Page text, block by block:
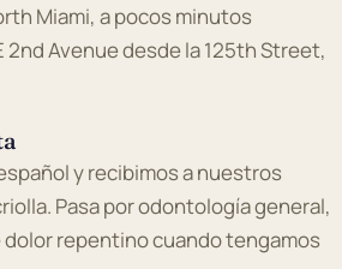
Miami, a pocos minutos
2nd Avenue desde la 125th Street,
y recibimos a nuestros
Pasa por odontología general,
dolor repentino cuando tengamos